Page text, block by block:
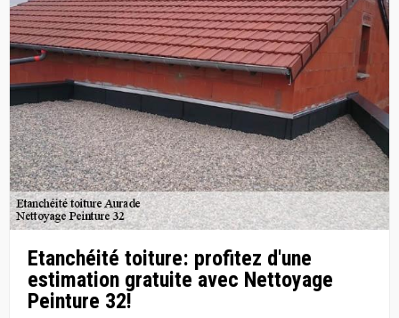
Etanchéité toiture: profitez d'une
estimation gratuite avec Nettoyage
Peinture 32!